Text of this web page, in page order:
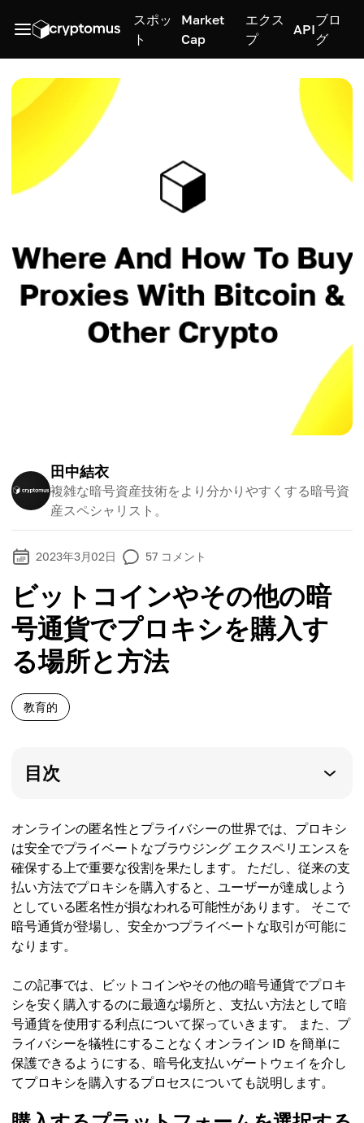
スポッ
ト
Market
Cap
エクス
プ
API
ブロ
グ
田中結衣
複雑な暗号資産技術をより分かりやすくする暗号資
産スペシャリスト。
2023年3月02日 57 コメント
ビットコインやその他の暗
号通貨でプロキシを購入す
る場所と方法
教育的
目次
オンラインの匿名性とプライバシーの世界では、プロキシ
は安全でプライベートなブラウジング エクスペリエンスを
確保する上で重要な役割を果たします。 ただし、従来の支
払い方法でプロキシを購入すると、ユーザーが達成しよう
としている匿名性が損なわれる可能性があります。 そこで
暗号通貨が登場し、安全かつプライベートな取引が可能に
なります。
この記事では、ビットコインやその他の暗号通貨でプロキ
シを安く購入するのに最適な場所と、支払い方法として暗
号通貨を使用する利点について探っていきます。 また、プ
ライバシーを犠牲にすることなくオンライン ID を簡単に
保護できるようにする、暗号化支払いゲートウェイを介し
てプロキシを購入するプロセスについても説明します。